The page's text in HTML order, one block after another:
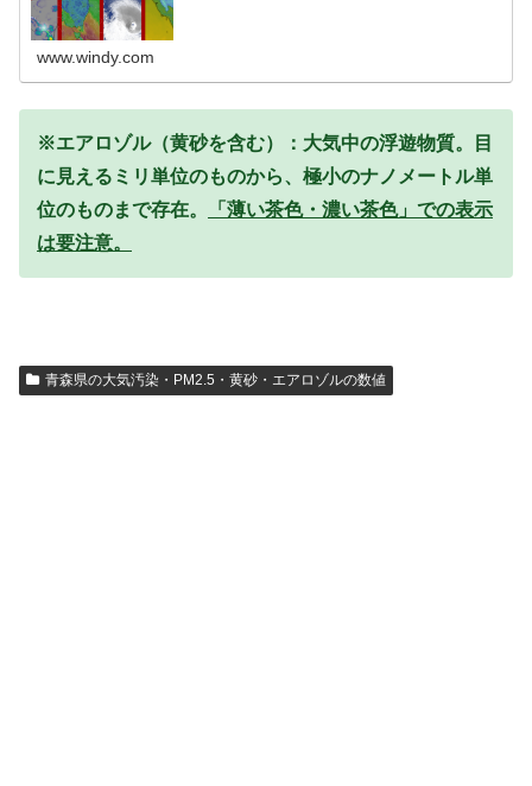
www.windy.com
※エアロゾル（黄砂を含む）：大気中の浮遊物質。目
に見えるミリ単位のものから、極小のナノメートル単
位のものまで存在。
「薄い茶色・濃い茶色」での表示
は要注意。
青森県の大気汚染・PM2.5・黄砂・エアロゾルの数値